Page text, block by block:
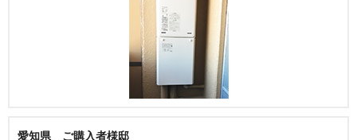
愛知県 ご購入者様邸